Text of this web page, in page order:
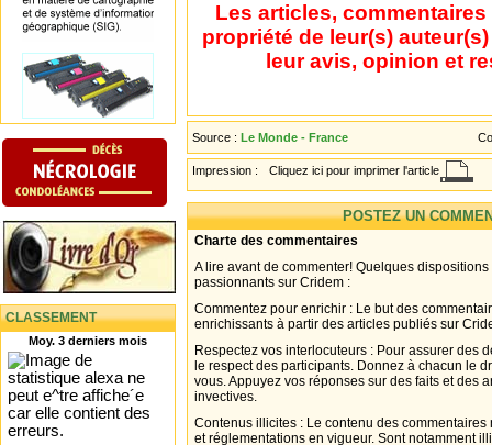
CLASSEMENT
Moy. 3 derniers mois
Les articles,
propriété de leur(s)
leur avis, opinion et
Source : Le Monde - France
Impression : Cliquez ici pour imprimer l'article
POSTEZ UN
Charte des commentaires
A lire avant de commenter! Quelques
passionnants sur Cridem :
Commentez pour enrichir : Le but des
enrichissants à partir des articles publiés sur
Respectez vos interlocuteurs : Pour assurer des
le respect des participants. Donnez à chacun le
vous. Appuyez vos réponses sur des faits et des
invectives.
Contenus illicites : Le contenu des
et réglementations en vigueur. Sont notamment